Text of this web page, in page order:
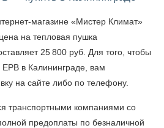
магазине «Мистер Климат»
на тепловая пушка
25 800 руб. Для того, чтобы
в Калининграде , вам
на сайте либо по телефону.
транспортными компаниями со
предоплаты по безналичной